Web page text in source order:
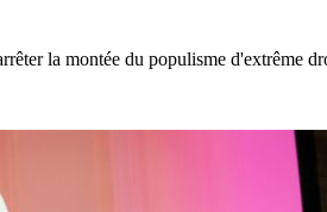
la montée du populisme d'extrême